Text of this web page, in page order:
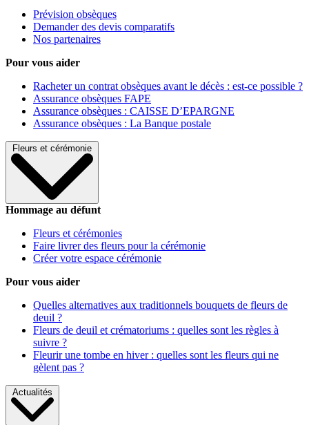
Prévision obsèques
Demander des devis comparatifs
Nos partenaires
Pour vous aider
Racheter un contrat obsèques avant le décès : est-ce possible ?
Assurance obsèques FAPE
Assurance obsèques : CAISSE D’EPARGNE
Assurance obsèques : La Banque postale
Fleurs et cérémonie
Hommage au défunt
Fleurs et cérémonies
Faire livrer des fleurs pour la cérémonie
Créer votre espace cérémonie
Pour vous aider
Quelles alternatives aux traditionnels bouquets de fleurs de
deuil ?
Fleurs de deuil et crématoriums : quelles sont les règles à
suivre ?
Fleurir une tombe en hiver : quelles sont les fleurs qui ne
gèlent pas ?
Actualités